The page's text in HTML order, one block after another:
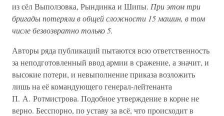
из сёл Выползовка, Рындинка и Шипы. При этом три
бригады потеряли в общей сложности 15 машин, в том
числе безвозвратно только 5.
Авторы ряда публикаций пытаются всю ответственность
за неподготовленный ввод армии в сражение, а значит, и
высокие потери, и невыполнение приказа возложить
лишь на её командующего генерал-лейтенанта
П. А. Ротмистрова. Подобное утверждение в корне не
верно. Бесспорно, по уставу за всё, что происходит в